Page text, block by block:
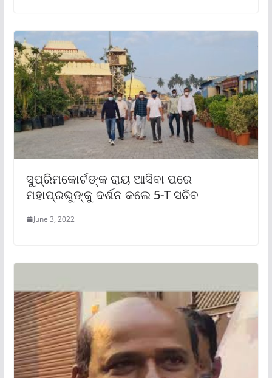
ସୁପ୍ରିମକୋର୍ଟଙ୍କ ରାୟ ଆସିବା ପରେ
ମହାପ୍ରଭୁଙ୍କୁ ଦର୍ଶନ କଲେ 5-T ସଚିବ
June 3, 2022